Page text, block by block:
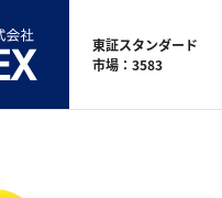
東証スタンダード
市場：3583